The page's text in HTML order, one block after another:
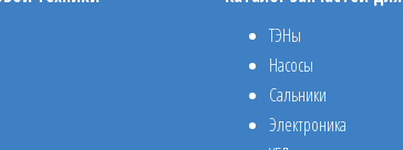
ТЭНы
Насосы
Сальники
Электроника